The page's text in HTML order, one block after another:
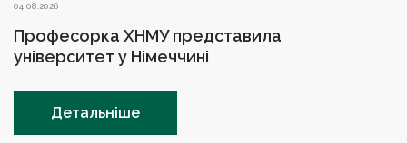
04.08.2026
Професорка ХНМУ представила
університет у Німеччині
Детальніше